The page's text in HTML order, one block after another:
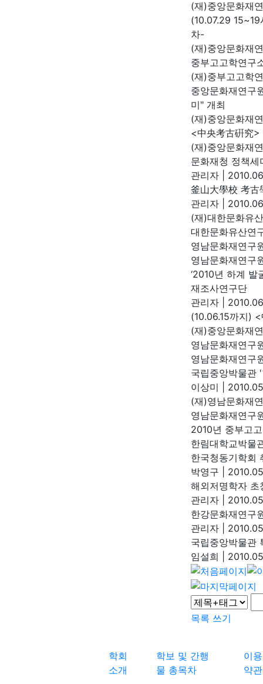
(재)중앙문화재
(10.07.29
차-
(재)중앙문화재
중부고고학연구
(재)중부고고학
중앙문화재연구
미" 개최
(재)중앙문화재
<中央考古硏究
(재)중앙문화재
문화재청 정책세
관리자
釜山大學校 考古
관리자
(재)대한문화유
대한문화유산연
영남문화재연구
영남문화재연구
‘2010년 하계 발
재조사연구단
관리자
(10.06.15까지)
(재)중앙문화재
영남문화재연구
영남문화재연구
국립중앙박물관
이상미
(재)영남문화재
영남문화재연구
2010년 중부고
한림대학교박물
한국청동기학회
박영구
해외저명학자
관리자
한강문화재연구
관리자
국립중앙박물관
임설희
목록 쓰기
학회
소개
학보 및 간행
물 총목차
이용
약관